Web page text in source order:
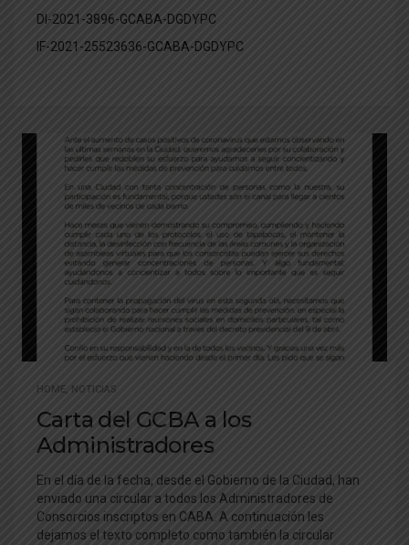
DI-2021-3896-GCABA-DGDYPC
IF-2021-25523636-GCABA-DGDYPC
HOME, NOTICIAS
Carta del GCBA a los
Administradores
En el día de la fecha, desde el Gobierno de la Ciudad, han
enviado una circular a todos los Administradores de
Consorcios inscriptos en CABA. A continuación les
dejamos el texto completo como también la circular